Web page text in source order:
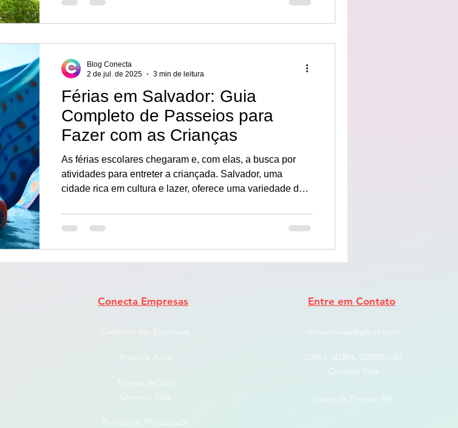
uma escolha perfeita para sua família.
Férias em Salvador: Guia
Completo de Passeios para
Fazer com as Crianças
As férias escolares chegaram e, com elas, a busca por
atividades para entreter a criançada. Salvador, uma
cidade rica em cultura e lazer, oferece uma variedade de
a família. De museus interativos a parques ao ar livre,
preparamos um guia completo com os melhores lugares
para levar os pequenos na capital baiana.
Blog Conecta
2 de jul. de 2025
3 min de leitura
Conecta Empresas
Cadastro das Empresas
Anuncie Aqui
Termos de Uso
Conecta Vilas
Politica de Privacidade
Entre em Contato
conectavilas@gmail.com
CNPJ: ​60.816.102/0001-01
Conecta Vilas
Lauro de Freitas- BA